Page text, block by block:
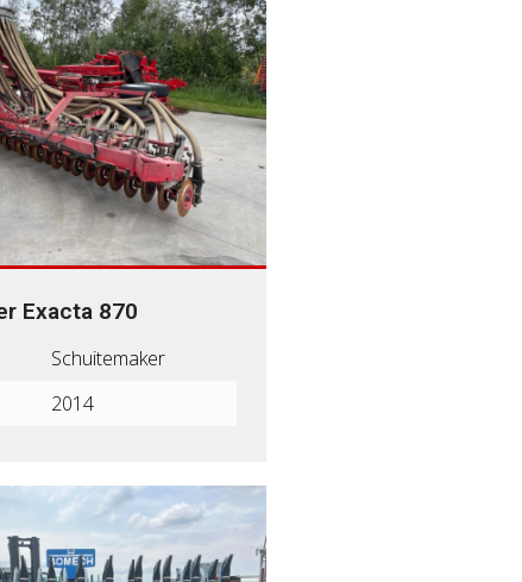
Exacta 870
Schuitemaker
2014